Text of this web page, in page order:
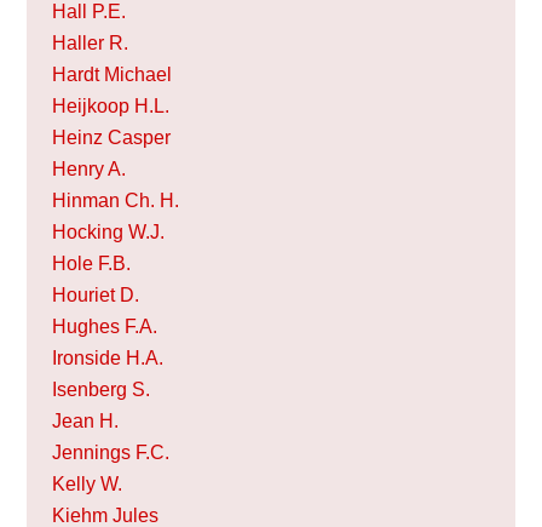
Hall P.E.
Haller R.
Hardt Michael
Heijkoop H.L.
Heinz Casper
Henry A.
Hinman Ch. H.
Hocking W.J.
Hole F.B.
Houriet D.
Hughes F.A.
Ironside H.A.
Isenberg S.
Jean H.
Jennings F.C.
Kelly W.
Kiehm Jules